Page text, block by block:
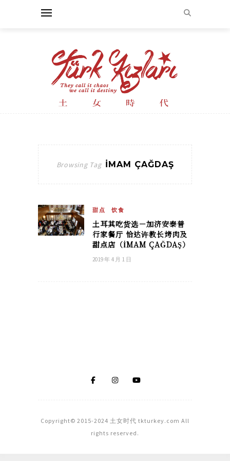
Browsing Tag İMAM ÇAĞDAŞ
甜点 饮食
土耳其吃货选－加济安泰普
行家餐厅 恰达许教长烤肉及
甜点店（İMAM ÇAĞDAŞ）
2019 年 4 月 1 日
Copyright© 2015-2024 土女时代 tkturkey.com All
rights reserved.